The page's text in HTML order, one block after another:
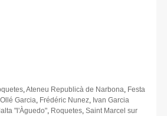
Ateneu Republicà de Narbona Festa
Garcia Frédéric Nunez Ivan Garcia
"l'Àguedo" Roquetes Saint Marcel sur